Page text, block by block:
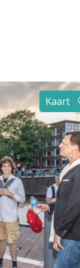
Kaart